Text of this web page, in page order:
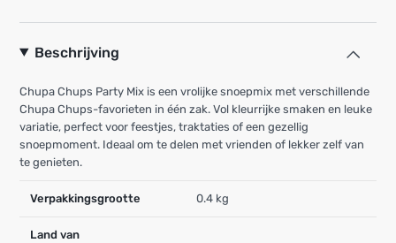
Beschrijving
Chupa Chups Party Mix is een vrolijke snoepmix met verschillende
Chupa Chups-favorieten in één zak. Vol kleurrijke smaken en leuke
variatie, perfect voor feestjes, traktaties of een gezellig
snoepmoment. Ideaal om te delen met vrienden of lekker zelf van
te genieten.
Verpakkingsgrootte 0.4 kg
Land van